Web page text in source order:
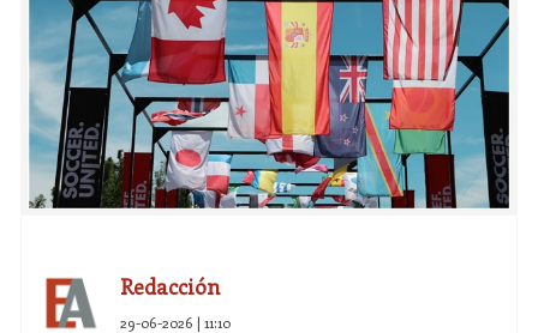
Redacción
29-06-2026 | 11:10